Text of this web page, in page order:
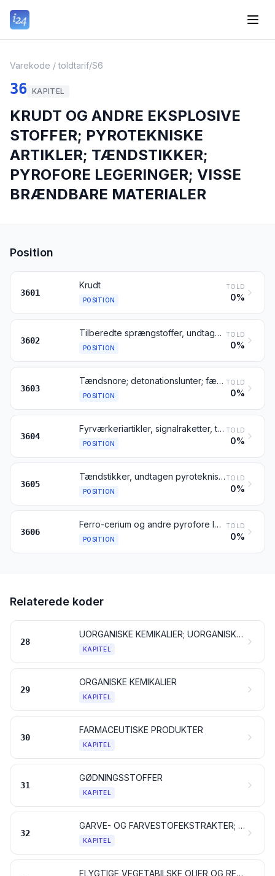
Varekode / toldtarif/S6
36 KAPITEL
KRUDT OG ANDRE EKSPLOSIVE
STOFFER; PYROTEKNISKE
ARTIKLER; TÆNDSTIKKER;
PYROFORE LEGERINGER; VISSE
BRÆNDBARE MATERIALER
Position
3601
Krudt
POSITION
TOLD
0%
3602
Tilberedte sprængstoffer, undtagen krudt
POSITION
TOLD
0%
3603
Tændsnore; detonationslunter; fænghætter og sprængkapsler; tændsatser; elektriske detonatorer
POSITION
TOLD
0%
3604
Fyrværkeriartikler, signalraketter, tågesignaler, livredningsraketter samt andre pyrotekniske artikler
POSITION
TOLD
0%
3605
Tændstikker, undtagen pyrotekniske artikler henhørende under pos. 3604
POSITION
TOLD
0%
3606
Ferro-cerium og andre pyrofore legeringer af enhver form; varer af brændbare materialer som nævnt i bestemmelse 2 til dette kapitel
POSITION
TOLD
0%
Relaterede koder
28
UORGANISKE KEMIKALIER; UORGANISKE ELLER ORGANISKE FORBINDELSER AF ÆDLE METALLER, AF SJÆLDNE JORDARTERS METALLER, AF RADIOAKTIVE GRUNDSTOFFER OG AF ISOTOPER
KAPITEL
29
ORGANISKE KEMIKALIER
KAPITEL
30
FARMACEUTISKE PRODUKTER
KAPITEL
31
GØDNINGSSTOFFER
KAPITEL
32
GARVE- OG FARVESTOFEKSTRAKTER; GARVESYRER OG DERIVATER DERAF; FARVER, PIGMENTER OG ANDRE FARVESTOFFER; MALING OG LAKKER; KIT, SPARTELMASSE OG LIGN.; TRYKFARVER, BLÆK OG TUSCH
KAPITEL
FLYGTIGE VEGETABILSKE OLIER OG RESINOIDER; PARFUMEVARER, KOSMETIK OG TOILETMIDLER